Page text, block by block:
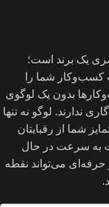
یک برند است؛
شما را
بدون یک لوگوی
ندارند. لوگو نه‌ تنها
شما از رقبایتان
به سرعت در حال
می‌تواند نقطه